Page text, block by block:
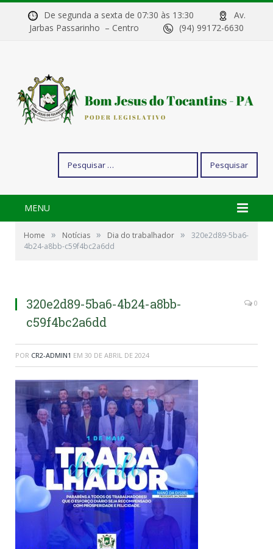
De segunda a sexta de 07:30 às 13:30
Av.
Jarbas Passarinho – Centro
(94) 99172-6630
por:
MENU
Home » Notícias » Dia do trabalhador »
320e2d89-5ba6-
4b24-a8bb-c59f4bc2a6dd
320e2d89-5ba6-4b24-a8bb-
c59f4bc2a6dd
0
POR CR2-ADMIN1 EM 30 DE ABRIL DE 2024